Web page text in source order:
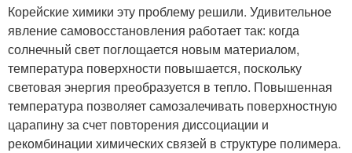
Корейские химики эту проблему решили. Удивительное
явление самовосстановления работает так: когда
солнечный свет поглощается новым материалом,
температура поверхности повышается, поскольку
световая энергия преобразуется в тепло. Повышенная
температура позволяет самозалечивать поверхностную
царапину за счет повторения диссоциации и
рекомбинации химических связей в структуре полимера.